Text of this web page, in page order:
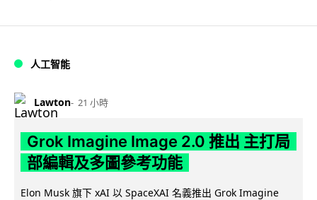
人工智能
Lawton 21 小時
Grok Imagine Image 2.0 推出 主打局
部編輯及多圖參考功能
Elon Musk 旗下 xAI 以 SpaceXAI 名義推出 Grok Imagine